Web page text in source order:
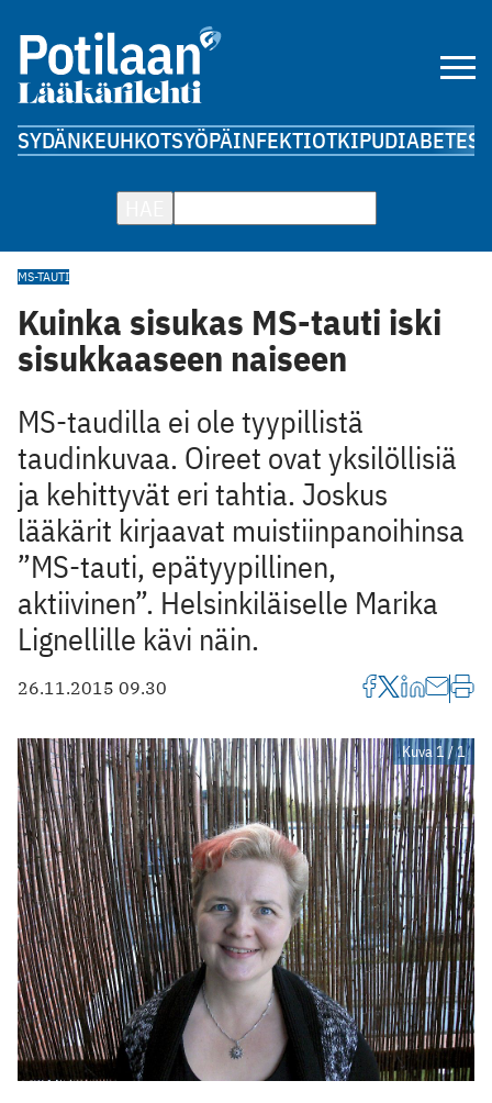
SYDÄNKEUHKOTSYÖPÄINFEKTIOTKIPUDIABETES
MS-TAUTI
Kuinka sisukas MS-tauti iski
sisukkaaseen naiseen
MS-taudilla ei ole tyypillistä
taudinkuvaa. Oireet ovat yksilöllisiä
ja kehittyvät eri tahtia. Joskus
lääkärit kirjaavat muistiinpanoihinsa
”MS-tauti, epätyypillinen,
aktiivinen”. Helsinkiläiselle Marika
Lignellille kävi näin.
26.11.2015 09.30
Kuva 1 / 1